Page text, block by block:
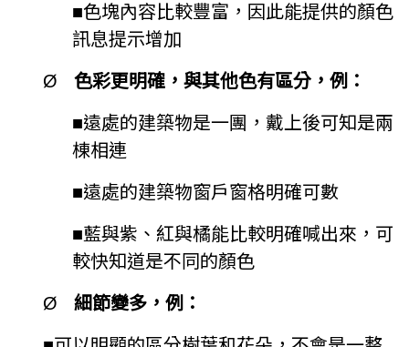
■色塊內容比較豐富，因此能提供的顏色
訊息提示增加
Ø 色彩更明確，與其他色有區分，例：
■遠處的建築物是一團，戴上後可知是兩
棟相連
■遠處的建築物窗戶窗格明確可數
■藍與紫、紅與橘能比較明確喊出來，可
較快知道是不同的顏色
Ø 細節變多，例：